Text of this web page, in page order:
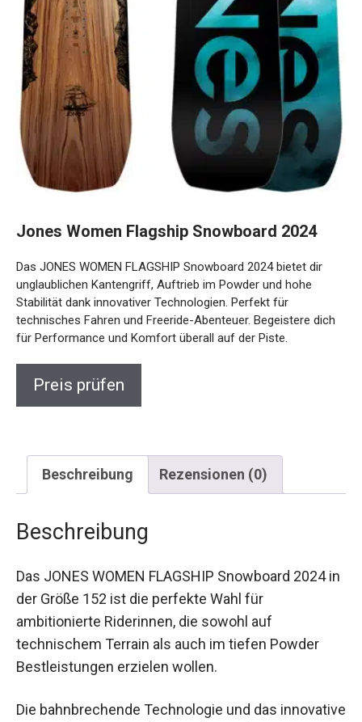
Das JONES WOMEN FLAGSHIP Snowboard 2024 bietet dir
unglaublichen Kantengriff, Auftrieb im Powder und hohe
Stabilität dank innovativer Technologien. Perfekt für
technisches Fahren und Freeride-Abenteuer. Begeistere
dich für Performance und Komfort überall auf der Piste.
Preis prüfen
Beschreibung Rezensionen (0)
in der Größe 152 ist die perfekte Wahl für
ambitionierte Riderinnen, die sowohl auf
technischem Terrain als auch im tiefen Powder
Bestleistungen erzielen wollen.
innovative Design dieses Freeride-Boards